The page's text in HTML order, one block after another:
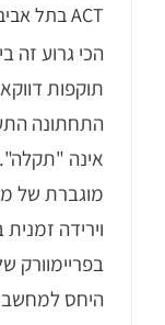
ACT בתל אביב
אינה
מוגברת של
היחס